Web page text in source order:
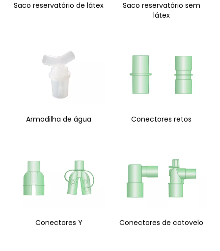
Saco reservatório de látex
Saco reservatório sem
látex
Armadilha de água Conectores retos
Conectores Y Conectores de cotovelo